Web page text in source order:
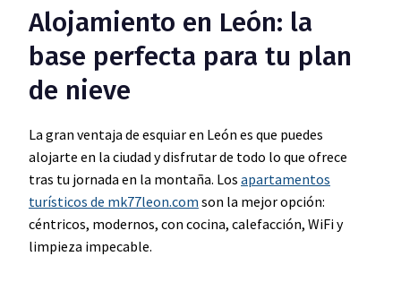
Alojamiento en León: la
base perfecta para tu plan
de nieve
La gran ventaja de esquiar en León es que puedes
alojarte en la ciudad y disfrutar de todo lo que ofrece
tras tu jornada en la montaña. Los apartamentos
turísticos de mk77leon.com son la mejor opción:
céntricos, modernos, con cocina, calefacción, WiFi y
limpieza impecable.